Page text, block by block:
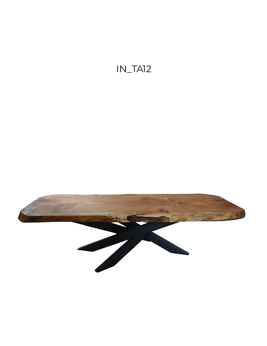
IN_TA12